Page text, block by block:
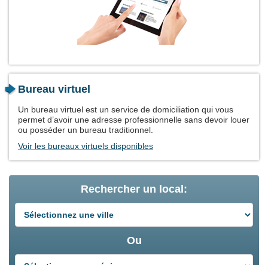
Bureau virtuel
Un bureau virtuel est un service de domiciliation qui vous
permet d’avoir une adresse professionnelle sans devoir louer
ou posséder un bureau traditionnel.
Voir les bureaux virtuels disponibles
Rechercher un local:
Ou